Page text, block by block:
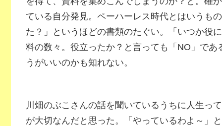
ている自分発見。ペーハーレス時代とはいうも
た？」というほどの書類のたぐい。「いつか役
料の数々。役立ったか？と言っても「NO」であ
うがいいのかも知れない。
川畑のぶこさんの話を聞いているうちに人生っ
が大切なんだと思った。「やっているわよ～」